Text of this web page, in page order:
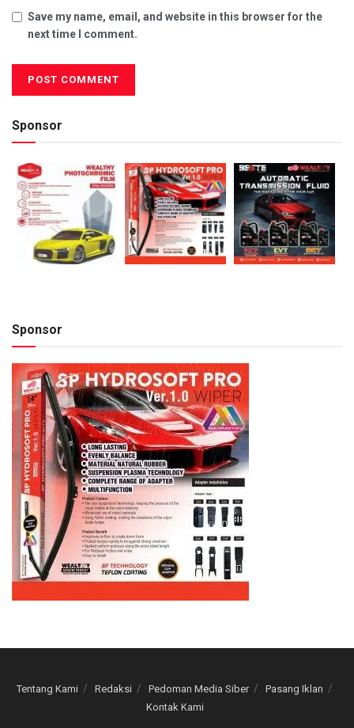
Save my name, email, and website in this browser for the
next time I comment.
Sponsor
Sponsor
Tentang Kami Redaksi Pedoman Media Siber
Pasang Iklan
Kontak Kami